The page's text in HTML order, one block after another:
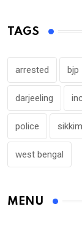
TAGS
arrested bjp
darjeeling
police sikkim
west bengal
MENU